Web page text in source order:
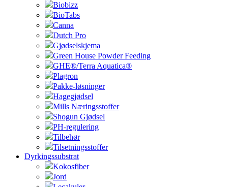
Biobizz
BioTabs
Canna
Dutch Pro
Gjødselskjema
Green House Powder Feeding
GHE®/Terra Aquatica®
Plagron
Pakke-løsninger
Hagegjødsel
Mills Næringsstoffer
Shogun Gjødsel
PH-regulering
Tilbehør
Tilsetningsstoffer
Dyrkingssubstrat
Kokosfiber
Jord